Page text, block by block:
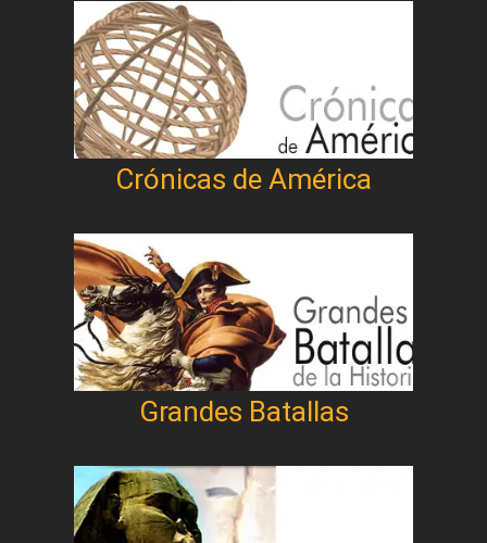
Crónicas de América
Grandes Batallas